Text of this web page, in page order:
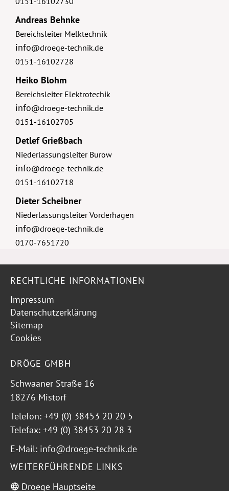
Andreas Behnke
Bereichsleiter Melktechnik
info@droege-technik.de
0151-16102728
Heiko Blohm
Bereichsleiter Elektrotechik
info@droege-technik.de
0151-16102705
Detlef Grießbach
Niederlassungsleiter Burow
info@droege-technik.de
0151-16102718
Dieter Scheibner
Niederlassungsleiter Vorderhagen
info@droege-technik.de
0170-7651720
RECHTLICHE INFORMATIONEN
Impressum
Datenschutzerklärung
Sitemap
Cookies
DRÖGE GMBH
Schwaaner Straße 16
18276 Mistorf
Telefon: +49 (0) 38453 20 20 5
Telefax: +49 (0) 38453 20 28 3
E-Mail: info@droege-technik.de
WEITERFÜHRENDE LINKS
Droege Hauptseite